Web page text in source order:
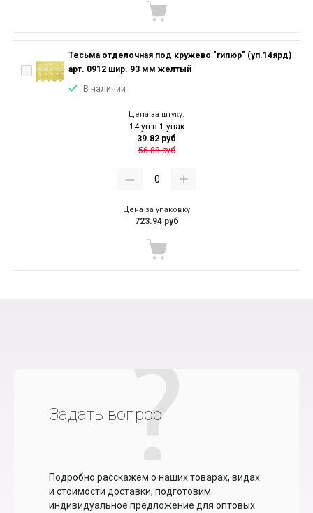
Тесьма отделочная под кружево "гипюр" (уп.14ярд)
арт. 0912 шир. 93 мм желтый
В наличии
Цена за штуку:
14 уп в 1 упак
39.82 руб
56.88 руб
Цена за упаковку
723.94 руб
Задать вопрос
Подробно расскажем о наших товарах, видах
и стоимости доставки, подготовим
индивидуальное предложение для оптовых